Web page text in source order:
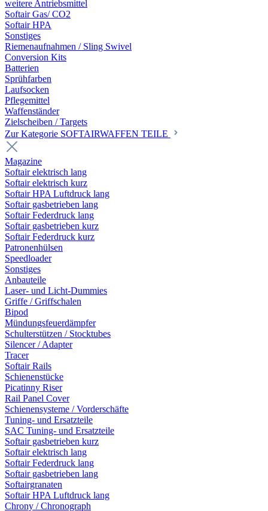
weitere Antriebsmittel
Softair Gas/ CO2
Softair HPA
Sonstiges
Riemenaufnahmen / Sling Swivel
Conversion Kits
Batterien
Sprühfarben
Laufsocken
Pflegemittel
Waffenständer
Zielscheiben / Targets
Zur Kategorie SOFTAIRWAFFEN TEILE
Magazine
Softair elektrisch lang
Softair elektrisch kurz
Softair HPA Luftdruck lang
Softair gasbetrieben lang
Softair Federdruck lang
Softair gasbetrieben kurz
Softair Federdruck kurz
Patronenhülsen
Speedloader
Sonstiges
Anbauteile
Laser- und Licht-Dummies
Griffe / Griffschalen
Bipod
Mündungsfeuerdämpfer
Schulterstützen / Stocktubes
Silencer / Adapter
Tracer
Softair Rails
Schienenstücke
Picatinny Riser
Rail Panel Cover
Schienensysteme / Vorderschäfte
Tuning- und Ersatzteile
SAC Tuning- und Ersatzteile
Softair gasbetrieben kurz
Softair elektrisch lang
Softair Federdruck lang
Softair gasbetrieben lang
Softairgranaten
Softair HPA Luftdruck lang
Chrony / Chronograph